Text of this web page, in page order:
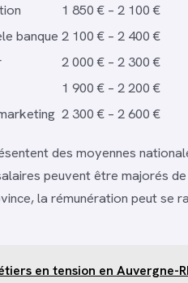
1 850 € – 2 100 €
banque 2 100 € – 2 400 €
2 000 € – 2 300 €
1 900 € – 2 200 €
2 300 € – 2 600 €
des moyennes
peuvent être majorés de
la rémunération peut se
en tension en Auvergne-